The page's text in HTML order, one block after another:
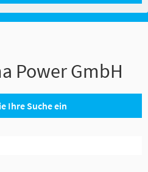
Power GmbH
Ihre Suche ein